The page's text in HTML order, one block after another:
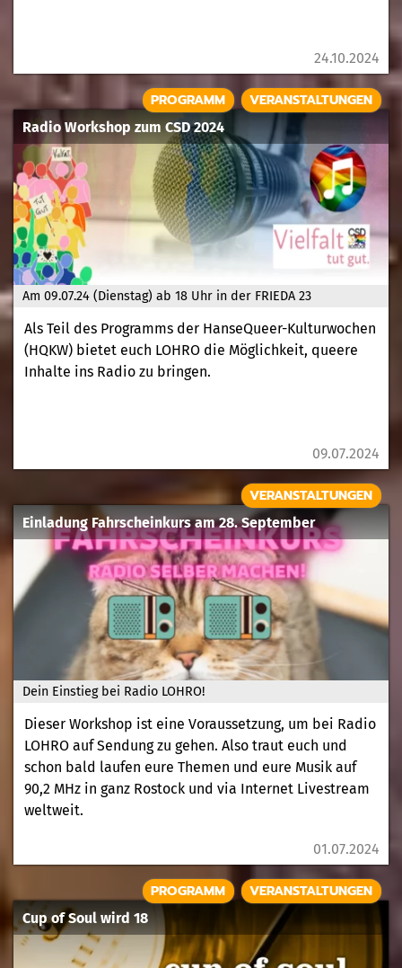
24.10.2024
Am 09.07.24 (Dienstag) ab 18 Uhr in der FRIEDA 23
Radio Workshop zum CSD 2024
PROGRAMM VERANSTALTUNGEN
Als Teil des Programms der HanseQueer-Kulturwochen
(HQKW) bietet euch LOHRO die Möglichkeit, queere
Inhalte ins Radio zu bringen.
09.07.2024
Dein Einstieg bei Radio LOHRO!
Einladung Fahrscheinkurs am 28. September
VERANSTALTUNGEN
Dieser Workshop ist eine Voraussetzung, um bei Radio
LOHRO auf Sendung zu gehen. Also traut euch und
schon bald laufen eure Themen und eure Musik auf
90,2 MHz in ganz Rostock und via Internet Livestream
weltweit.
01.07.2024
Cup of Soul wird 18
PROGRAMM VERANSTALTUNGEN